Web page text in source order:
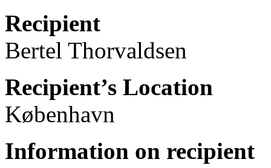
Recipient
Bertel Thorvaldsen
Recipient’s Location
København
Information on recipient